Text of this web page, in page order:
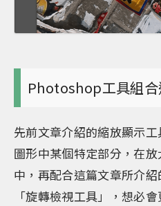
Photoshop工具組合
先前文章介紹的縮放顯示
圖形中某個特定部分，在
中，再配合這篇文章所介
「旋轉檢視工具」，想必